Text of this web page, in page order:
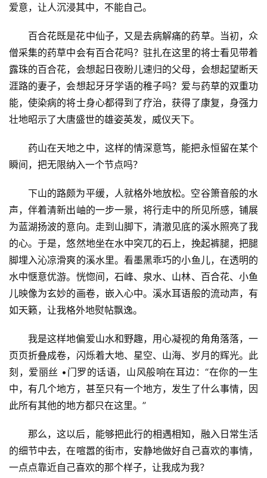
爱意，让人沉浸其中，不能自己。
百合花既是花中仙子，又是去病解痛的药草。当初，众
僧采集的药草中会有百合花吗？驻扎在这里的将士看见带着
露珠的百合花，会想起日夜盼儿速归的父母，会想起望断天
涯路的妻子，会想起牙牙学语的稚子吗？爱与药草的双重功
能，使染病的将士身心都得到了疗治，获得了康复，身强力
壮地昭示了大唐盛世的雄姿英发，威仪天下。
药山在天地之中，这样的情深意笃，能把永恒留在某个
瞬间，把无限纳入一个节点吗？
下山的路颇为平缓，人就格外地放松。空谷箫音般的水
声，伴着清新出岫的一步一景，将行走中的所见所感，铺展
为蓝湖扬波的意向。走到山脚下，清澈见底的溪水照亮了我
的心。于是，悠然地坐在水中突兀的石上，挽起裤腿，把腿
脚埋入沁凉滑爽的溪水里。看墨黑乖巧的小鱼儿，在透明的
水中惬意优游。恍惚间，石峰、泉水、山林、百合花、小鱼
儿映像为玄妙的画卷，嵌入心中。溪水耳语般的流动声，有
如天籁，让我格外地熨帖飘逸。
我是这样地偏爱山水和野趣，用心凝视的角角落落，一
页页折叠成卷，闪烁着大地、星空、山海、岁月的辉光。此
刻，爱丽丝 •门罗的话语，山风般响在耳边：“在你的一生
中，有几个地方，甚至只有一个地方，发生了什么事情，因
此所有其他的地方都只在这里。”
那么，这以后，能够把此行的相遇相知，融入日常生活
的细节中去，在喧嚣的街市，安静地做好自己喜欢的事情，
一点点靠近自己喜欢的那个样子，让我成为我？